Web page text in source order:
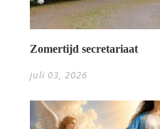
Zomertijd secretariaat
juli 03, 2026